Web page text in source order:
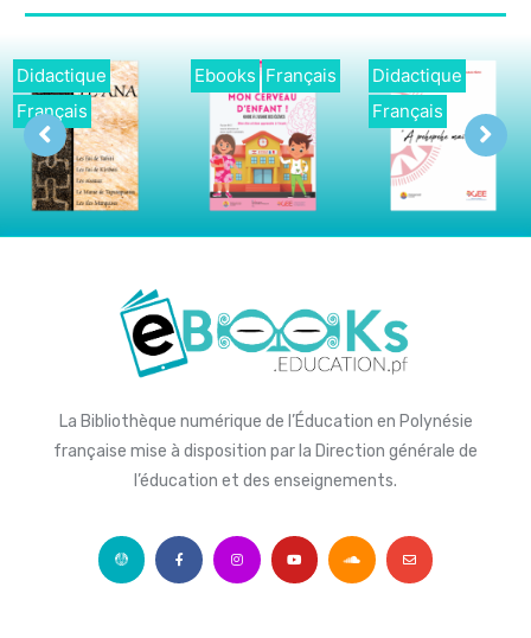
Ebooks Français
Didactique
Français
Ebooks Français
La Bibliothèque numérique de l’Éducation en Polynésie
française mise à disposition par la Direction générale de
l’éducation et des enseignements.